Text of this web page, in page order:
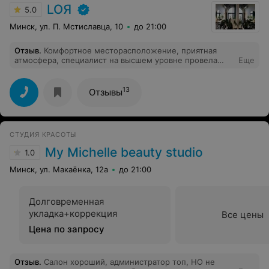
заплатила 64 руб. Расстроена результатом, к
сожалению, больше в данную парикмахерскую
записываться не буду.
5.0 LOЯ
Минск, ул. П. Мстиславца, 10 до 21:00
Отзыв. Комфортное месторасположение, приятная
атмосфера, специалист на высшем уровне провела
Еще
Отзывы13
СТУДИЯ КРАСОТЫ
1.0 My Michelle beauty studio
Минск, ул. Макаёнка, 12а до 21:00
Долговременная
укладка+коррекция
Цена по запросу
Все цены
Отзыв. Салон хороший, администратор топ, НО не